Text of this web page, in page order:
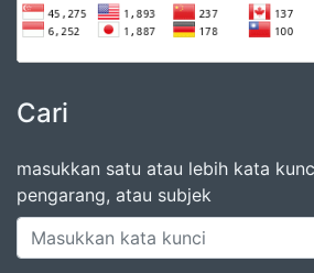
Cari
masukkan satu atau lebih kata
pengarang, atau subjek